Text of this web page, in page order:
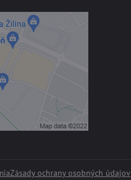
Zásady ochrany osobných údajov